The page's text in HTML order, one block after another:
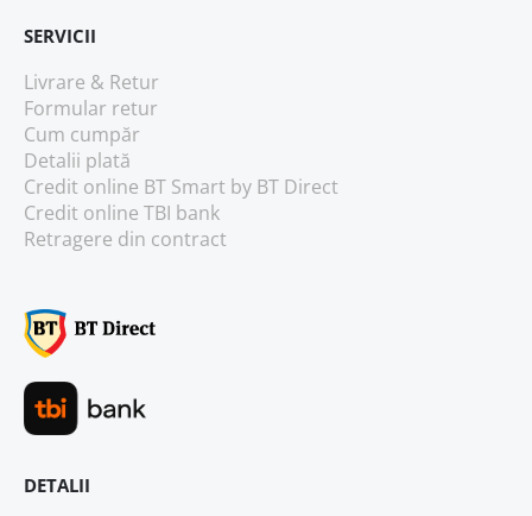
SERVICII
Livrare & Retur
Formular retur
Cum cumpăr
Detalii plată
Credit online BT Smart by BT Direct
Credit online TBI bank
Retragere din contract
DETALII